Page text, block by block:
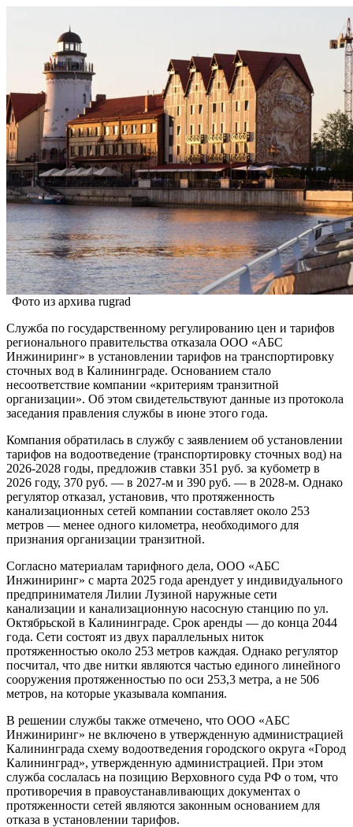
Фото из архива rugrad
Служба по государственному регулированию цен и тарифов
регионального правительства отказала ООО «АБС
Инжиниринг» в установлении тарифов на транспортировку
сточных вод в Калининграде. Основанием стало
несоответствие компании «критериям транзитной
организации». Об этом свидетельствуют данные из протокола
заседания правления службы в июне этого года.
Компания обратилась в службу с заявлением об установлении
тарифов на водоотведение (транспортировку сточных вод) на
2026-2028 годы, предложив ставки 351 руб. за кубометр в
2026 году, 370 руб. — в 2027-м и 390 руб. — в 2028-м. Однако
регулятор отказал, установив, что протяженность
канализационных сетей компании составляет около 253
метров — менее одного километра, необходимого для
признания организации транзитной.
Согласно материалам тарифного дела, ООО «АБС
Инжиниринг» c марта 2025 года арендует у индивидуального
предпринимателя Лилии Лузиной наружные сети
канализации и канализационную насосную станцию по ул.
Октябрьской в Калининграде. Срок аренды — до конца 2044
года. Сети состоят из двух параллельных ниток
протяженностью около 253 метров каждая. Однако регулятор
посчитал, что две нитки являются частью единого линейного
сооружения протяженностью по оси 253,3 метра, а не 506
метров, на которые указывала компания.
В решении службы также отмечено, что ООО «АБС
Инжиниринг» не включено в утвержденную администрацией
Калининграда схему водоотведения городского округа «Город
Калининград», утвержденную администрацией. При этом
служба сослалась на позицию Верховного суда РФ о том, что
противоречия в правоустанавливающих документах о
протяженности сетей являются законным основанием для
отказа в установлении тарифов.